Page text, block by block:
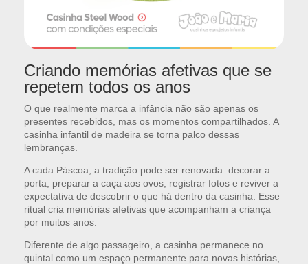
Criando memórias afetivas que se
repetem todos os anos
O que realmente marca a infância não são apenas os
presentes recebidos, mas os momentos compartilhados. A
casinha infantil de madeira se torna palco dessas
lembranças.
A cada Páscoa, a tradição pode ser renovada: decorar a
porta, preparar a caça aos ovos, registrar fotos e reviver a
expectativa de descobrir o que há dentro da casinha. Esse
ritual cria memórias afetivas que acompanham a criança
por muitos anos.
Diferente de algo passageiro, a casinha permanece no
quintal como um espaço permanente para novas histórias,